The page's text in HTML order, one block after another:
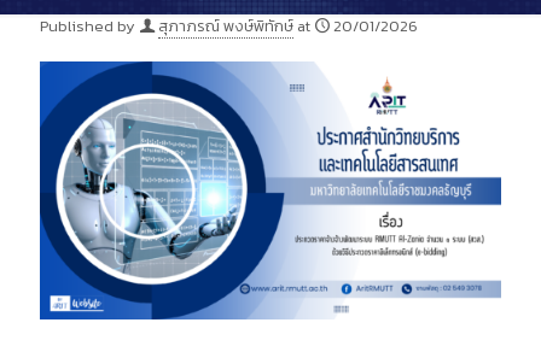
Published by สุภาภรณ์ พงษ์พิทักษ์ at 20/01/2026